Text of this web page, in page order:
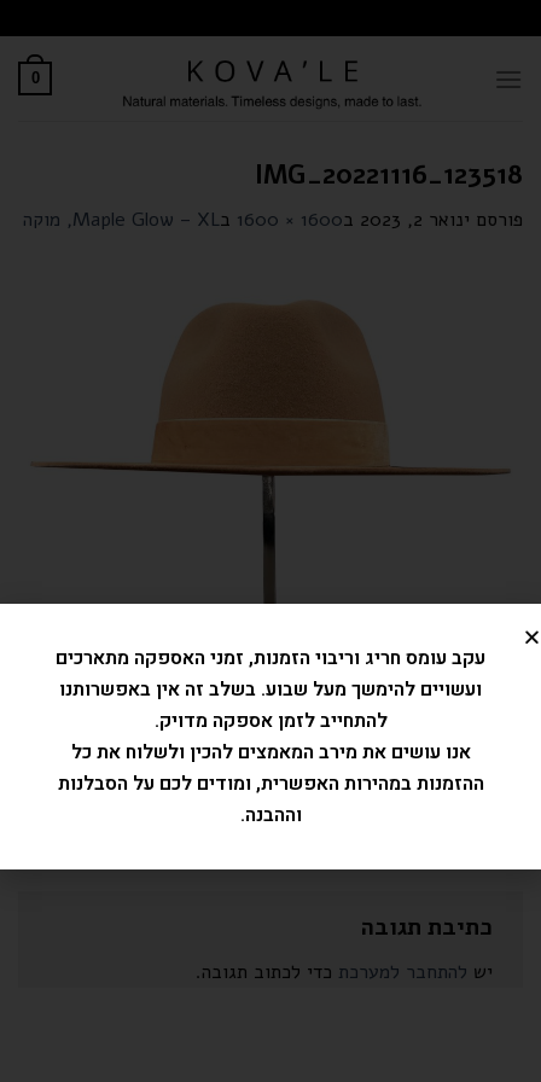
0
IMG_20221116_123518
פורסם ינואר 2, 2023 ב1600 × 1600 בMaple Glow – XL, מוקה
לפרסם תגובה
כתיבת תגובה
יש להתחבר למערכת כדי לכתוב תגובה.
עקב עומס חריג וריבוי הזמנות, זמני האספקה מתארכים
ועשויים להימשך מעל שבוע. בשלב זה אין באפשרותנו
להתחייב לזמן אספקה מדויק.
אנו עושים את מירב המאמצים להכין ולשלוח את כל
ההזמנות במהירות האפשרית, ומודים לכם על הסבלנות
וההבנה.